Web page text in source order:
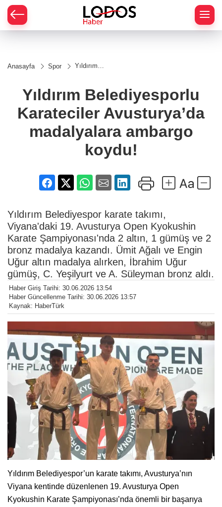
Anasayfa Spor
Yıldırım
Avusturya’da
madalyalara
koydu!
Yıldırım Belediyesporlu
Karateciler Avusturya’da
madalyalara ambargo
koydu!
Yıldırım Belediyespor karate takımı,
Viyana'daki 19. Avusturya Open Kyokushin
Karate Şampiyonası'nda 2 altın, 1 gümüş ve 2
bronz madalya kazandı. Ümit Ağalı ve Engin
Uğur altın madalya alırken, İbrahim Uğur
gümüş, C. Yeşilyurt ve A. Süleyman bronz aldı.
Haber Giriş Tarihi: 30.06.2026 13:54
Haber Güncellenme Tarihi: 30.06.2026 13:57
Kaynak: HaberTürk
Yıldırım Belediyespor’un karate takımı, Avusturya’nın
Viyana kentinde düzenlenen 19. Avusturya Open
Kyokushin Karate Şampiyonası’nda önemli bir başarıya